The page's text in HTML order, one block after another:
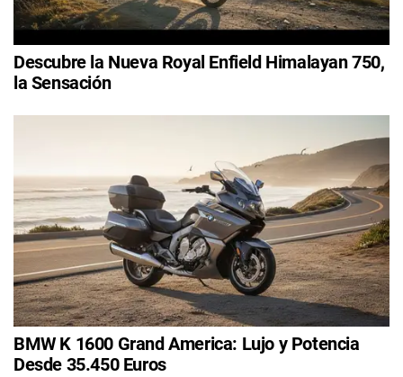
Descubre la Nueva Royal Enfield Himalayan 750,
la Sensación
BMW K 1600 Grand America: Lujo y Potencia
Desde 35.450 Euros